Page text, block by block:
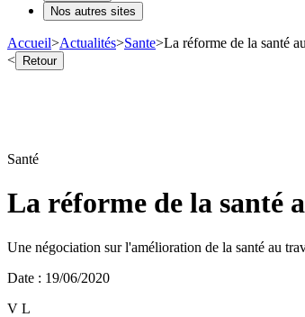
Nos autres sites
Accueil>Actualités>Sante>La réforme de la santé
< Retour
Santé
La réforme de la santé
Une négociation sur l'amélioration de la santé au
Date : 19/06/2020
V L